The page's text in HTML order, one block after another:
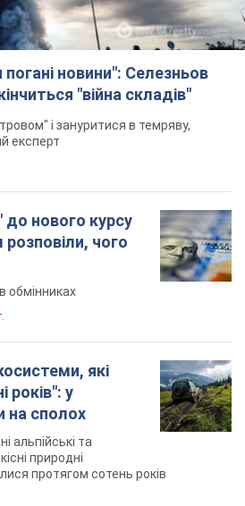
новини": Селезньов
"війна складів"
і зануритися в темряву,
експерт
нового курсу
чого
обмінниках
які
років": у
на сполох
альпійські та
природні
протягом сотень років